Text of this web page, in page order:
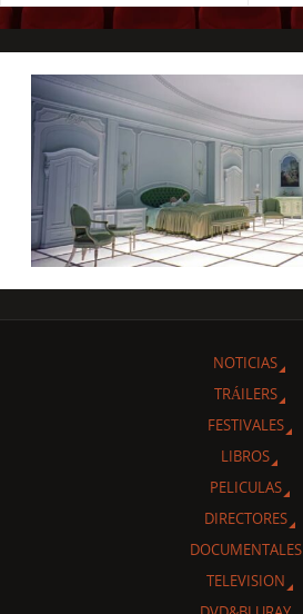
NOTICIAS
TRÁILERS
FESTIVALES
LIBROS
PELICULAS
DIRECTORES
DOCUMENTALES
TELEVISION